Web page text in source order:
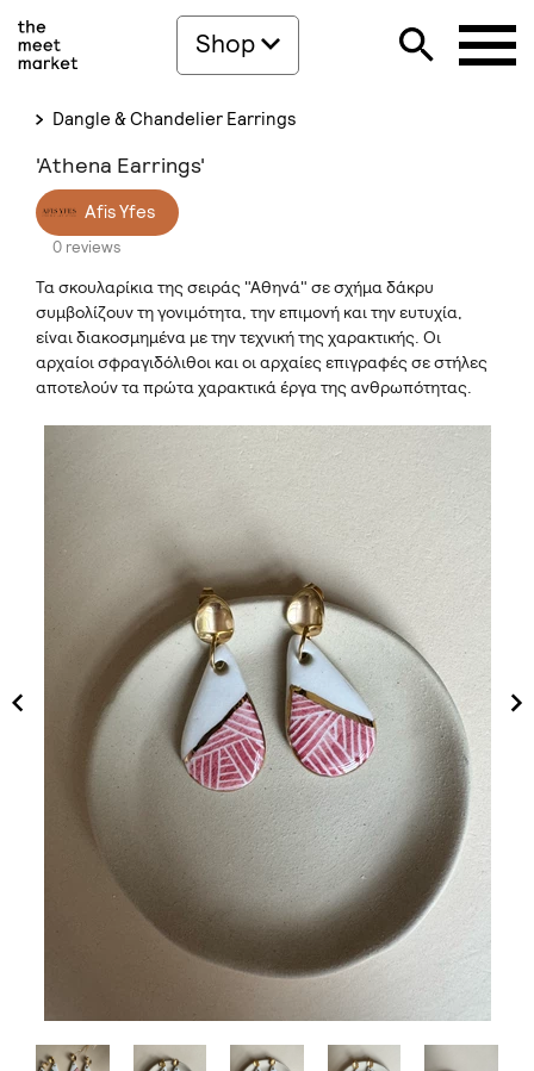
Shop
Dangle & Chandelier Earrings
'Athena Earrings'
Afis Yfes
0 reviews
Τα σκουλαρίκια της σειράς "Αθηνά" σε σχήμα δάκρυ
συμβολίζουν τη γονιμότητα, την επιμονή και την ευτυχία,
είναι διακοσμημένα με την τεχνική της χαρακτικής. Οι
αρχαίοι σφραγιδόλιθοι και οι αρχαίες επιγραφές σε στήλες
αποτελούν τα πρώτα χαρακτικά έργα της ανθρωπότητας.